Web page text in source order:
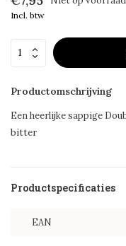
Incl. btw
Productomschrijving
Een heerlijke sappige
bitter
Productspecificaties
EAN